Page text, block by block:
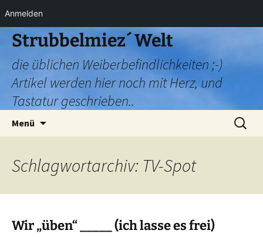
Anmelden
Zum
Inhalt
springen
Strubbelmiez´ Welt
die üblichen Weiberbefindlichkeiten ;-)
Artikel werden hier noch mit Herz, und
Tastatur geschrieben..
Menü
Suchen
nach:
Schlagwortarchiv: TV-Spot
Wir „üben“ _____ (ich lasse es frei)